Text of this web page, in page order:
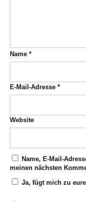
Name *
E-Mail-Adresse *
Website
Name, E-Mail-
meinen nächsten
Ja, fügt mich zu